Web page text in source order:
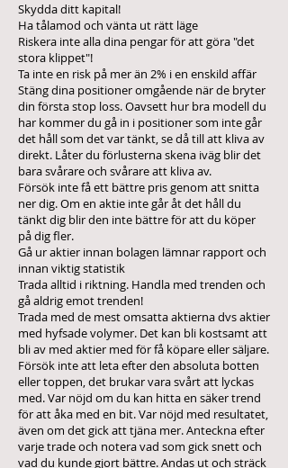
Skydda ditt kapital!
Ha tålamod och vänta ut rätt läge
Riskera inte alla dina pengar för att göra "det
stora klippet"!
Ta inte en risk på mer än 2% i en enskild affär
Stäng dina positioner omgående när de bryter
din första stop loss. Oavsett hur bra modell du
har kommer du gå in i positioner som inte går
det håll som det var tänkt, se då till att kliva av
direkt. Låter du förlusterna skena iväg blir det
bara svårare och svårare att kliva av.
Försök inte få ett bättre pris genom att snitta
ner dig. Om en aktie inte går åt det håll du
tänkt dig blir den inte bättre för att du köper
på dig fler.
Gå ur aktier innan bolagen lämnar rapport och
innan viktig statistik
Trada alltid i riktning. Handla med trenden och
gå aldrig emot trenden!
Trada med de mest omsatta aktierna dvs aktier
med hyfsade volymer. Det kan bli kostsamt att
bli av med aktier med för få köpare eller säljare.
Försök inte att leta efter den absoluta botten
eller toppen, det brukar vara svårt att lyckas
med. Var nöjd om du kan hitta en säker trend
för att åka med en bit. Var nöjd med resultatet,
även om det gick att tjäna mer. Anteckna efter
varje trade och notera vad som gick snett och
vad du kunde gjort bättre. Andas ut och sträck